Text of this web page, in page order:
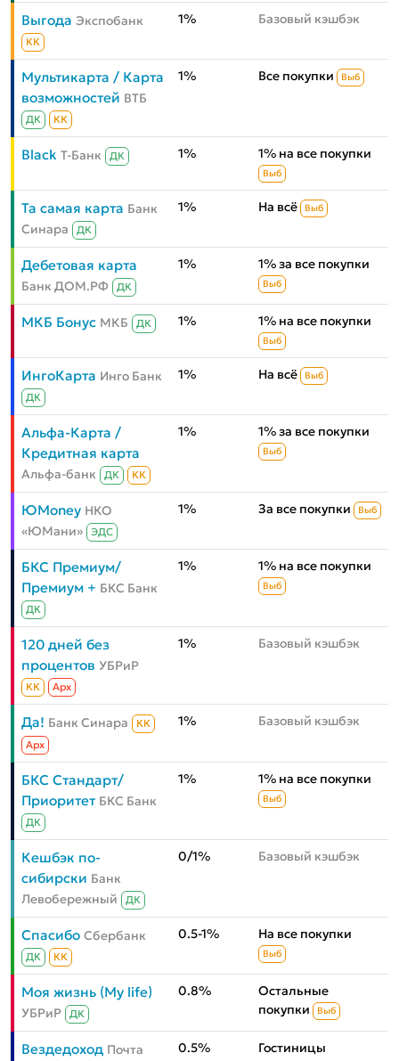
Выгода Экспобанк
КК
1% Базовый кэшбэк
Мультикарта / Карта
возможностей ВТБ
ДК КК
1% Все покупки Выб
Black Т-Банк ДК 1% 1% на все покупки
Выб
Та самая карта Банк
Синара
ДК
1% На всё Выб
Дебетовая карта
Банк ДОМ.РФ ДК
1% 1% за все покупки
Выб
МКБ Бонус МКБ ДК 1% 1% на все покупки
Выб
ИнгоКарта Инго Банк
ДК
1% На всё Выб
Альфа-Карта /
Кредитная карта
Альфа-банк ДК КК
1% 1% за все покупки
Выб
ЮMoney НКО
«ЮМани»
ЭДС
1% За все покупки Выб
БКС Премиум/
Премиум + БКС Банк
ДК
1% 1% на все покупки
Выб
120 дней без
процентов УБРиР
КК Aрх
1% Базовый кэшбэк
Да! Банк Синара
КК
Aрх
1% Базовый кэшбэк
БКС Стандарт/
Приоритет БКС Банк
ДК
1% 1% на все покупки
Выб
Кешбэк по-
сибирски Банк
Левобережный
ДК
0/1% Базовый кэшбэк
Спасибо Сбербанк
ДК КК
0.5-1% На все покупки
Выб
Моя жизнь (My life)
УБРиР ДК
0.8%
Остальные
покупки
Выб
Вездедоход Почта
0.5% Гостиницы